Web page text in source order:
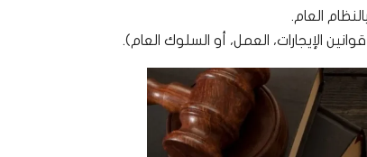
العام.
الإيجارات، العمل، أو السلوك العام).